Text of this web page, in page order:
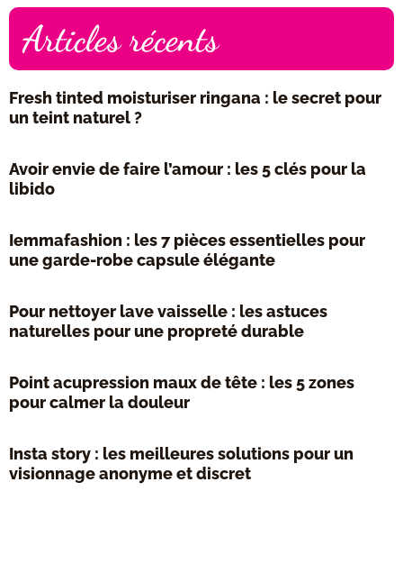
Articles récents
Fresh tinted moisturiser ringana : le secret pour
un teint naturel ?
Avoir envie de faire l’amour : les 5 clés pour la
libido
Iemmafashion : les 7 pièces essentielles pour
une garde-robe capsule élégante
Pour nettoyer lave vaisselle : les astuces
naturelles pour une propreté durable
Point acupression maux de tête : les 5 zones
pour calmer la douleur
Insta story : les meilleures solutions pour un
visionnage anonyme et discret